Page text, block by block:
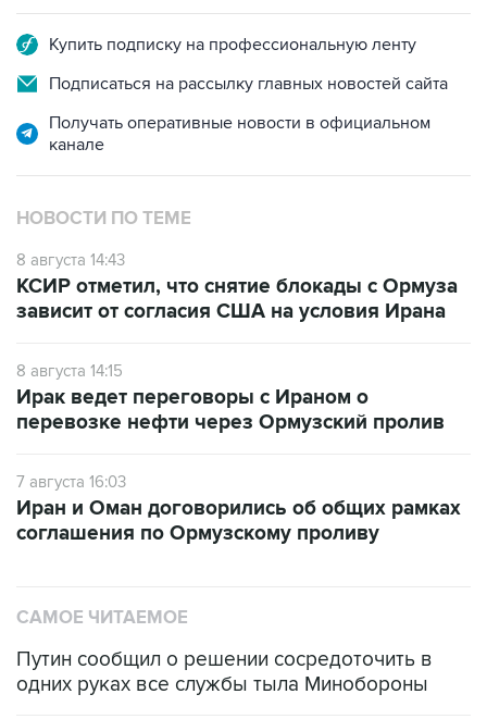
Купить подписку на профессиональную ленту
Подписаться на рассылку главных новостей сайта
Получать оперативные новости в официальном
канале
НОВОСТИ ПО ТЕМЕ
8 августа 14:43
КСИР отметил, что снятие блокады с Ормуза
зависит от согласия США на условия Ирана
8 августа 14:15
Ирак ведет переговоры с Ираном о
перевозке нефти через Ормузский пролив
7 августа 16:03
Иран и Оман договорились об общих рамках
соглашения по Ормузскому проливу
САМОЕ ЧИТАЕМОЕ
Путин сообщил о решении сосредоточить в
одних руках все службы тыла Минобороны